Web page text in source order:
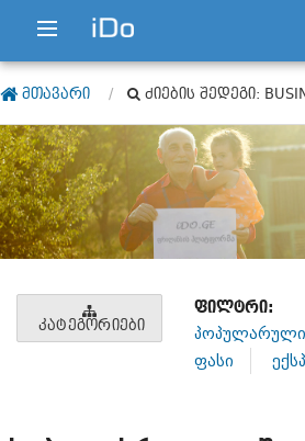
ᲛᲗᲐᲕᲐᲠᲘ ᲫᲘᲔᲑᲘᲡ ᲨᲔᲓᲔᲒᲘ:
ᲙᲐᲢᲔᲒᲝᲠᲘᲔᲑᲘ
ᲤᲘᲚᲢᲠᲘ:
პოპულარული
ფასი